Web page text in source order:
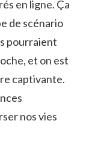
en ligne. Ça
de scénario
pourraient
et on est
captivante.
nos vies